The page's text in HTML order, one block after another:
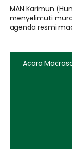
MAN ​Karimun
menyelimuti
agenda resmi
Acara